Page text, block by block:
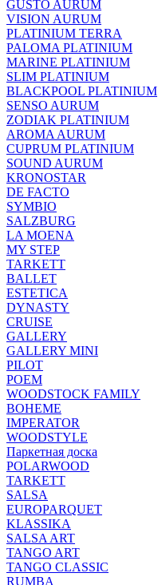
GUSTO AURUM
VISION AURUM
PLATINIUM TERRA
PALOMA PLATINIUM
MARINE PLATINIUM
SLIM PLATINIUM
BLACKPOOL PLATINIUM
SENSO AURUM
ZODIAK PLATINIUM
AROMA AURUM
CUPRUM PLATINIUM
SOUND AURUM
KRONOSTAR
DE FACTO
SYMBIO
SALZBURG
LA MOENA
MY STEP
TARKETT
BALLET
ESTETICA
DYNASTY
CRUISE
GALLERY
GALLERY MINI
PILOT
POEM
WOODSTOCK FAMILY
BOHEME
IMPERATOR
WOODSTYLE
Паркетная доска
POLARWOOD
TARKETT
SALSA
EUROPARQUET
KLASSIKA
SALSA ART
TANGO ART
TANGO CLASSIC
RUMBA